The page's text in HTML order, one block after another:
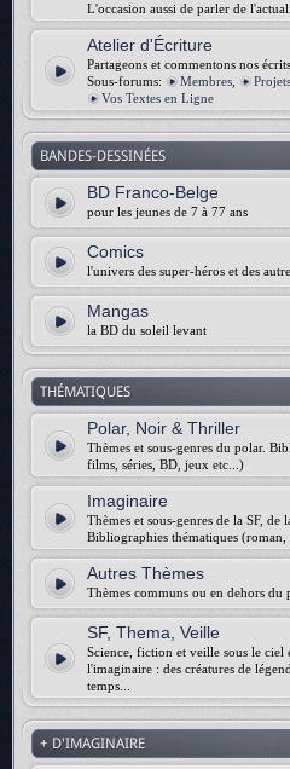
L'occasion aussi de parler de
Atelier d'Écriture
Partageons et commentons nos
Sous-forums:
Membres Projets
Vos Textes en Ligne
BANDES-DESSINÉES
BD Franco-Belge
pour les jeunes de 7 à 77 ans
Comics
l'univers des super-héros et des
Mangas
la BD du soleil levant
THÉMATIQUES
Polar, Noir & Thriller
Thèmes et sous-genres du polar.
films, séries, BD, jeux etc...)
Imaginaire
Thèmes et sous-genres de la SF, de
Bibliographies thématiques
Autres Thèmes
Thèmes communs ou en dehors du
SF, Thema, Veille
Science, fiction et veille sous le
l'imaginaire : des créatures de
temps...
+ D'IMAGINAIRE